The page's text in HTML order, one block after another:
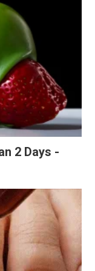
2 Days -